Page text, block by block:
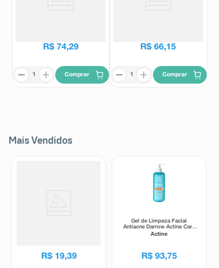
Muleta Canadense Fixa
R$ 74,29
Comprar
Bengala T Medicate MD162 com
R$ 66,15
Comprar
Mais Vendidos
R$ 19,39
Gel de Limpeza Facial
Antiacne Darrow Actine Care
Alta Tolerância 400g
Actine
R$ 93,75